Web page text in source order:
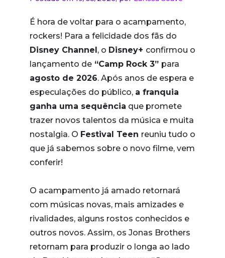
É hora de voltar para o acampamento,
rockers! Para a felicidade dos fãs do
Disney Channel , o Disney+ confirmou o
lançamento de “Camp Rock 3” para
agosto de 2026. Após anos de espera e
especulações do público, a franquia
ganha uma sequência que promete
trazer novos talentos da música e muita
nostalgia. O Festival Teen reuniu tudo o
que já sabemos sobre o novo filme, vem
conferir!
O acampamento já amado retornará
com músicas novas, mais amizades e
rivalidades, alguns rostos conhecidos e
outros novos. Assim, os Jonas Brothers
retornam para produzir o longa ao lado